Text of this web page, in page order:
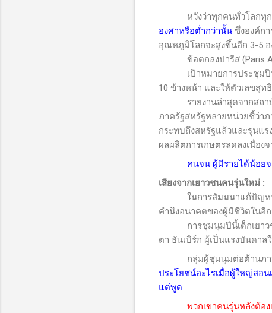
หวังว่าทุกคนทั่วโลกทุกป
องศาหรือต่ำกว่านั้น ซึ่งองค์ก
อุณหภูมิโลกจะสูงขึ้นอีก 3-5 อ
ข้อตกลงปารีส (Paris
เป้าหมายการประชุมปีนี้
10 ข้างหน้า และให้ตัวเลขสุ
รายงานล่าสุดจากสถาบัน
ภาครัฐสหรัฐหลายหน่วยชี้ว่าภ
กระทบถึงสหรัฐแล้วและรุนแ
ผลผลิตการเกษตรลดลงเนื่อง
คนจน ผู้มีรายได้น้อย
เสียงจากเยาวชนคนรุ่นใหม่ :
ในการสัมมนาแก้ปัญหาโล
คำนึงอนาคตของผู้มีชีวิตในอี
การชุมนุมปีนี้เด็กเยาวชน
ตา ธันเบิร์ก ผู้เป็นแรงบันดา
กลุ่มผู้ชุมนุมต่อต้านภาวะโล
ประโยชน์อะไรเมื่อผู้ใหญ่สอ
แต่พูด
พวกเขาคนรุ่นหลังต้อ